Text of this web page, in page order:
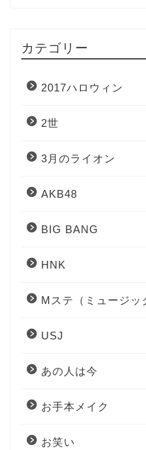
カテゴリー
2017ハロウィン
2世
3月のライオン
AKB48
BIG BANG
HNK
Mステ（ミュージッ
USJ
あの人は今
お手本メイク
お笑い